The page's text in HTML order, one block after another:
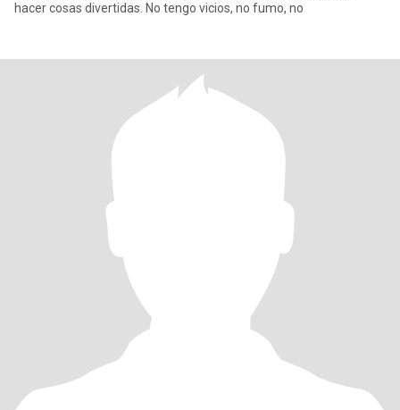
hacer cosas divertidas. No tengo vicios, no fumo, no